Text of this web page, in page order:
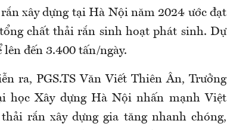
xây dựng tại Hà Nội năm 2024 ước đạt
chất thải rắn sinh hoạt phát sinh. Dự
lên đến 3.400 tấn/ngày.
ra, PGS.TS Văn Viết Thiên Ân, Trưởng
học Xây dựng Hà Nội nhấn mạnh Việt
rắn xây dựng gia tăng nhanh chóng,